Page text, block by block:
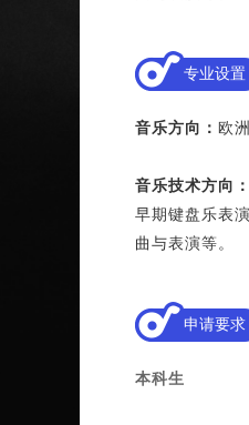
专业设置
音乐方向： 欧
音乐技术方向：
早期键盘乐表
曲与表演等。
申请要求
本科生